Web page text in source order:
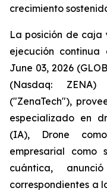
crecimiento
La posición de caja
ejecución
June 03, 2026
(Nasdaq:
("ZenaTech"),
especializado en
(IA), Drone
empresarial como
cuántica,
correspondientes a